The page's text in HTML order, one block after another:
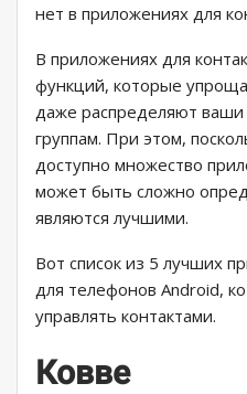
нет в приложениях для
В приложениях для
функций, которые
даже распределяют ваши
группам. При этом,
доступно множество
может быть сложно
являются лучшими.
Вот список из 5 лучших
для телефонов Android,
управлять контактами.
Ковве